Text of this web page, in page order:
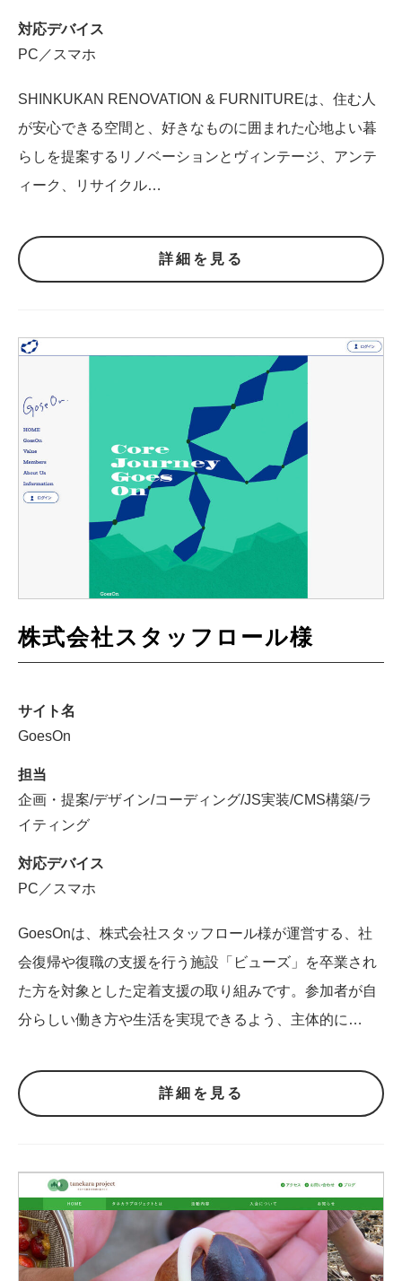
対応デバイス
PC／スマホ
SHINKUKAN RENOVATION & FURNITUREは、住む人
が安心できる空間と、好きなものに囲まれた心地よい暮
らしを提案するリノベーションとヴィンテージ、アンテ
ィーク、リサイクル…
詳細を見る
株式会社スタッフロール様
サイト名
GoesOn
担当
企画・提案/デザイン/コーディング/JS実装/CMS構築/ラ
イティング
対応デバイス
PC／スマホ
GoesOnは、株式会社スタッフロール様が運営する、社
会復帰や復職の支援を行う施設「ビューズ」を卒業され
た方を対象とした定着支援の取り組みです。参加者が自
分らしい働き方や生活を実現できるよう、主体的に…
詳細を見る